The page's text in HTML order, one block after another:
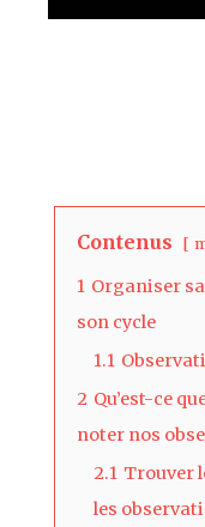
Contenus
1 Organiser
son cycle
1.1
2 Qu’est-ce
noter nos
2.1 Trouver
les